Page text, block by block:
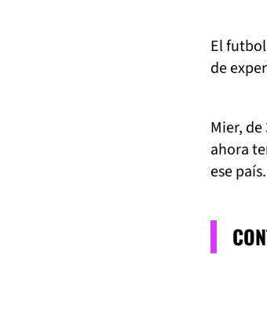
El
de
Mier, de
ahora
ese país.